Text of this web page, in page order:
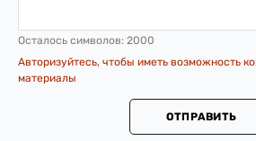
Осталось символов: 2000
Авторизуйтесь, чтобы иметь возможность
материалы
ОТПРАВИТЬ